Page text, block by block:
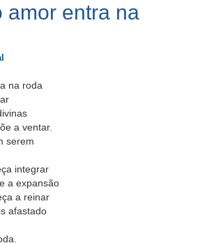
amor entra na
na roda
a ventar.
serem
integrar
a expansão
a reinar
afastado